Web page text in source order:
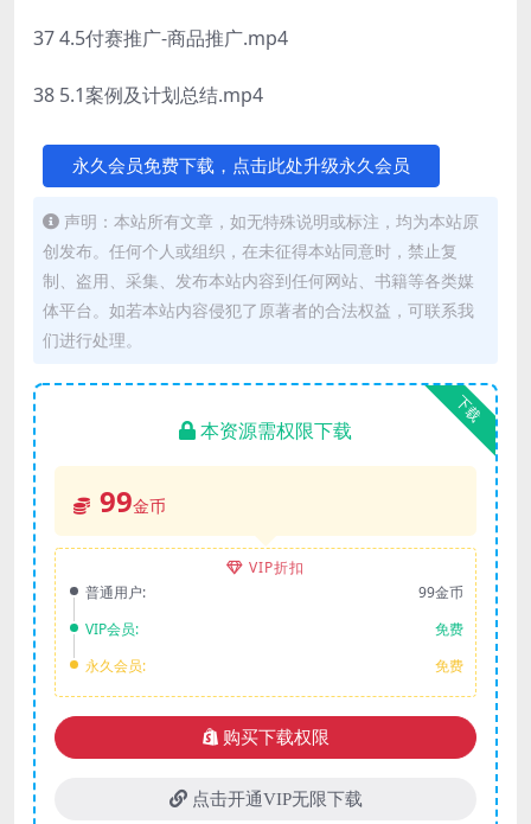
37 4.5付赛推广-商品推广.mp4
38 5.1案例及计划总结.mp4
永久会员免费下载，点击此处升级永久会员
声明：本站所有文章，如无特殊说明或标注，均为本站原
创发布。任何个人或组织，在未征得本站同意时，禁止复
制、盗用、采集、发布本站内容到任何网站、书籍等各类媒
体平台。如若本站内容侵犯了原著者的合法权益，可联系我
们进行处理。
下载
本资源需权限下载
99金币
VIP折扣
普通用户:
99金币
VIP会员:
免费
永久会员:
免费
购买下载权限
点击开通VIP无限下载